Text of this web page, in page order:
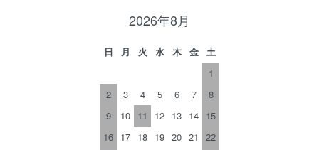
2026年8月
日 月 火 水 木 金
土
1
2
3 4 5 6 7
8
9
10 11 12 13 14 15
16 17 18 19 20 21
22